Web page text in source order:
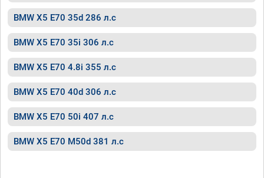
BMW X5 E70 35d 286 л.с
BMW X5 E70 35i 306 л.с
BMW X5 E70 4.8i 355 л.с
BMW X5 E70 40d 306 л.с
BMW X5 E70 50i 407 л.с
BMW X5 E70 M50d 381 л.с